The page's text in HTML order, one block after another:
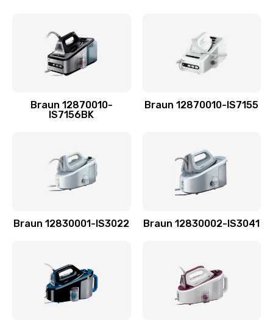
Braun 12870010-
IS7156BK
Braun 12870010-IS7155
Braun 12830001-IS3022 Braun 12830002-IS3041